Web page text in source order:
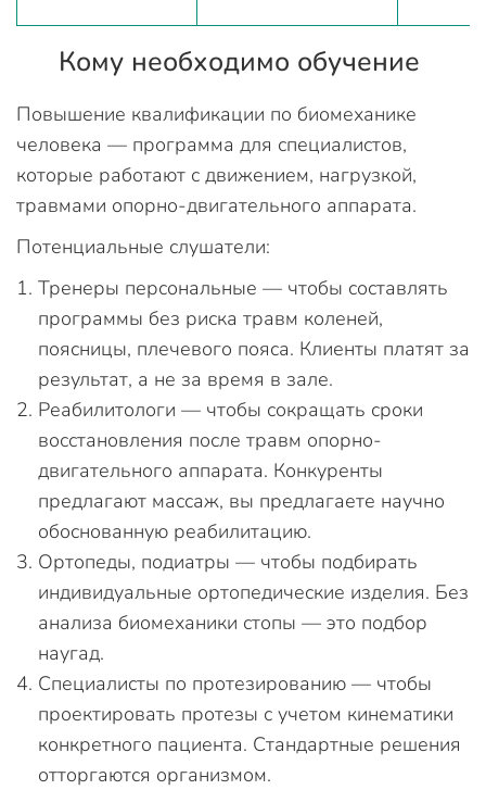
Кому необходимо обучение
Повышение квалификации по биомеханике
человека — программа для специалистов,
которые работают с движением, нагрузкой,
травмами опорно-двигательного аппарата.
Потенциальные слушатели:
Тренеры персональные — чтобы составлять
программы без риска травм коленей,
поясницы, плечевого пояса. Клиенты платят за
результат, а не за время в зале.
Реабилитологи — чтобы сокращать сроки
восстановления после травм опорно-
двигательного аппарата. Конкуренты
предлагают массаж, вы предлагаете научно
обоснованную реабилитацию.
Ортопеды, подиатры — чтобы подбирать
индивидуальные ортопедические изделия. Без
анализа биомеханики стопы — это подбор
наугад.
Специалисты по протезированию — чтобы
проектировать протезы с учетом кинематики
конкретного пациента. Стандартные решения
отторгаются организмом.